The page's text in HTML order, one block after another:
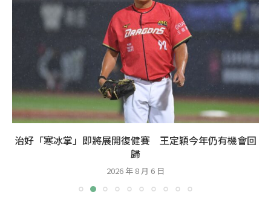
治好「寒冰掌」即將展開復健賽 王定穎今年仍有機會回
歸
2026 年 8 月 6 日